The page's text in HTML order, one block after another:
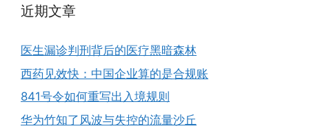
近期文章
医生漏诊判刑背后的医疗黑暗森林
西药见效快：中国企业算的是合规账
841号令如何重写出入境规则
华为竹知了风波与失控的流量沙丘